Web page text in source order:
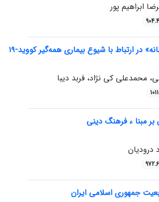
ابراهیم پور
در ارتباط با شیوع بیماری همه‌گیر کووید-١٩
محمدعلی کی نژاد، فربد دیبا
مبنا ء فرهنگ دینی
جمهوری اسلامی ایران